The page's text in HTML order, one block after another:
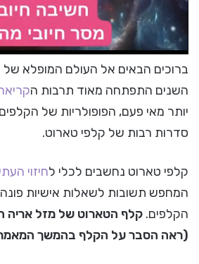
ברוכים הבאים אל העולם המופלא של
השנים התפתחה מאוד תרבות ה
יותר מאי פעם, הפופולריות של
סדרות רבות של קלפי טארוט.
קלפי טארוט נחשבים לכלי לחיזוי
המחפש תשובות לשאלות אישיות
הקלפים. קלף הטארוט של מזל אריה
(ראה הסבר על הקלף בהמשך